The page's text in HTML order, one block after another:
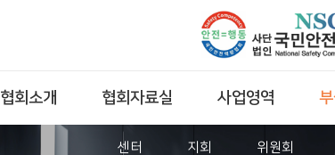
협회소개 협회자료실 사업영역
센터 지회 위원회